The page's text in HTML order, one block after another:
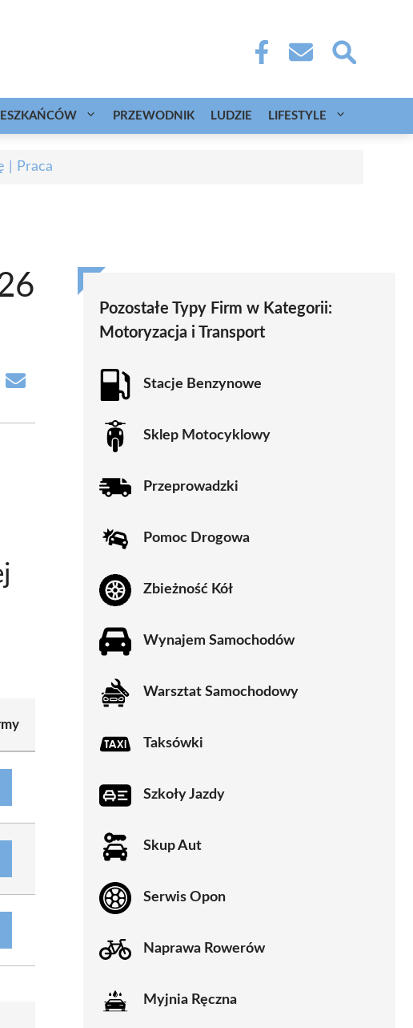
PRZEWODNIK LUDZIE LIFESTYLE
| Praca
Share
Pozostałe Typy Firm w Kategorii:
Motoryzacja i Transport
Stacje Benzynowe
Sklep Motocyklowy
Przeprowadzki
Pomoc Drogowa
Zbieżność Kół
Wynajem Samochodów
Warsztat Samochodowy
Taksówki
Szkoły Jazdy
Skup Aut
Serwis Opon
Naprawa Rowerów
Myjnia Ręczna